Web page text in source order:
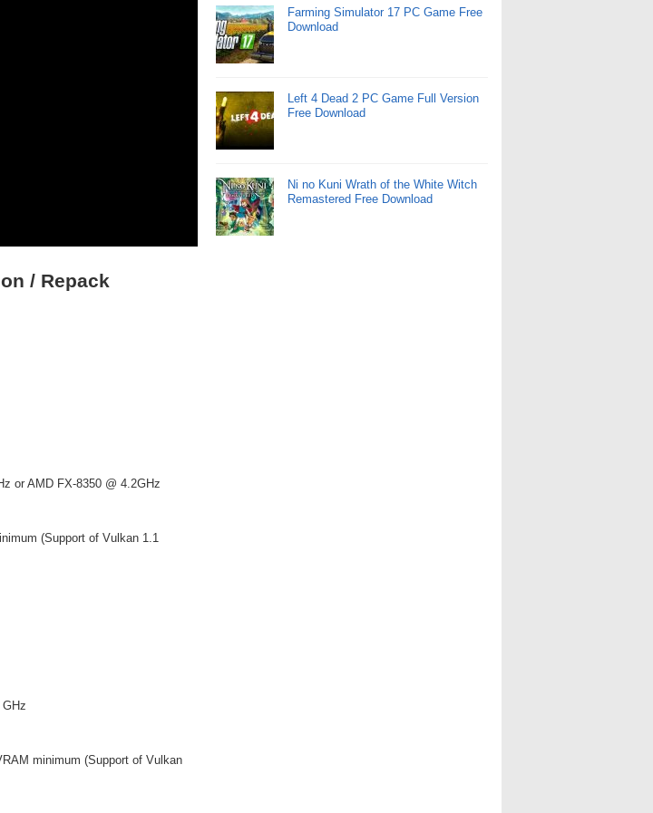
/ Repack
or AMD FX-8350 @ 4.2GHz
(Support of Vulkan 1.1
minimum (Support of Vulkan
Farming Simulator 17 PC Game Free
Download
Left 4 Dead 2 PC Game Full Version
Free Download
Ni no Kuni Wrath of the White Witch
Remastered Free Download